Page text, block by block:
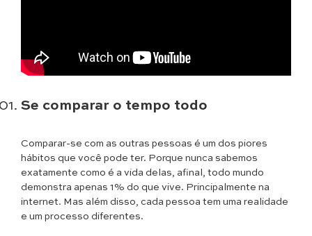
Se comparar o tempo todo
Comparar-se com as outras pessoas é um dos piores
hábitos que você pode ter. Porque nunca sabemos
exatamente como é a vida delas, afinal, todo mundo
demonstra apenas 1% do que vive. Principalmente na
internet. Mas além disso, cada pessoa tem uma realidade
e um processo diferentes.